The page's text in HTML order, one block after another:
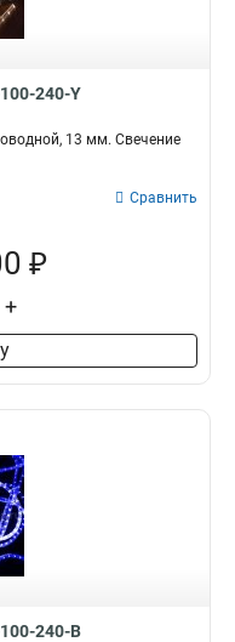
240-Y
13 мм. Свечение
Сравнить
₽
+
240-B